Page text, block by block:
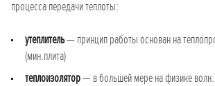
процесса передачи теплоты:
утеплитель— принцип работы основан на
(мин.плита)
теплоизолятор— в большей мере на физике волн.